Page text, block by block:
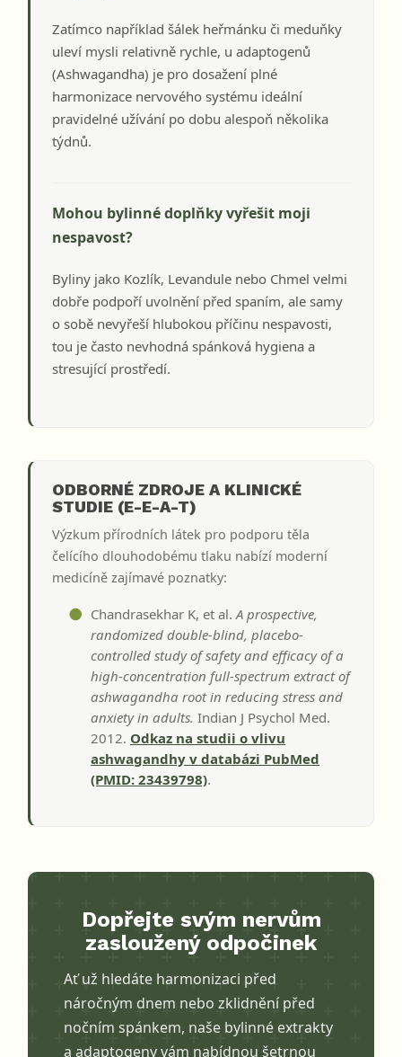
Zatímco například šálek heřmánku či meduňky
uleví mysli relativně rychle, u adaptogenů
(Ashwagandha) je pro dosažení plné
harmonizace nervového systému ideální
pravidelné užívání po dobu alespoň několika
týdnů.
Mohou bylinné doplňky vyřešit moji
nespavost?
Byliny jako Kozlík, Levandule nebo Chmel velmi
dobře podpoří uvolnění před spaním, ale samy
o sobě nevyřeší hlubokou příčinu nespavosti,
tou je často nevhodná spánková hygiena a
stresující prostředí.
ODBORNÉ ZDROJE A KLINICKÉ
STUDIE (E-E-A-T)
Výzkum přírodních látek pro podporu těla
čelícího dlouhodobému tlaku nabízí moderní
medicíně zajímavé poznatky:
Chandrasekhar K, et al. A prospective,
randomized double-blind, placebo-
controlled study of safety and efficacy of a
high-concentration full-spectrum extract of
ashwagandha root in reducing stress and
anxiety in adults. Indian J Psychol Med.
2012. Odkaz na studii o vlivu
ashwagandhy v databázi PubMed
(PMID: 23439798).
Dopřejte svým nervům
zasloužený odpočinek
Ať už hledáte harmonizaci před
náročným dnem nebo zklidnění před
nočním spánkem, naše bylinné extrakty
a adaptogeny vám nabídnou šetrnou